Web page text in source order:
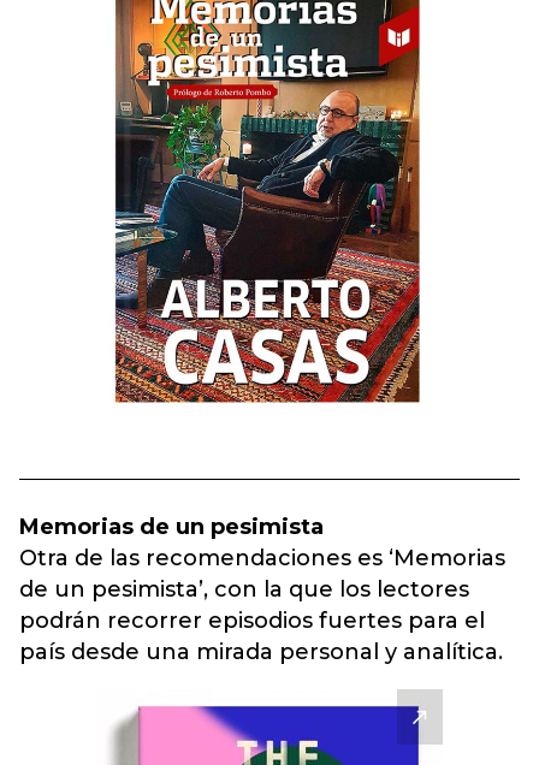
Memorias de un pesimista
Otra de las recomendaciones es ‘Memorias
de un pesimista’, con la que los lectores
podrán recorrer episodios fuertes para el
país desde una mirada personal y analítica.